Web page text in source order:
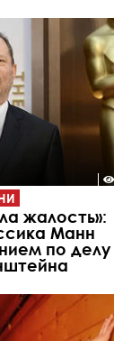
жалость»:
Манн
по делу